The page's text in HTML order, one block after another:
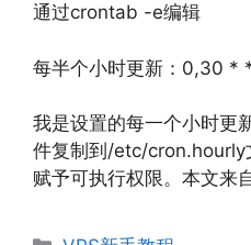
通过crontab -e编辑
每半个小时更新：0,30
我是设置的每一个小时更
件复制到/etc/cron.hourly
赋予可执行权限。本文来